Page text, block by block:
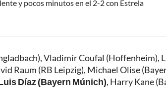
y pocos minutos en el 2-2 con Estrela
Vladimír Coufal (Hoffenheim),
Raum (RB Leipzig), Michael Olise
Díaz (Bayern Múnich), Harry Kane